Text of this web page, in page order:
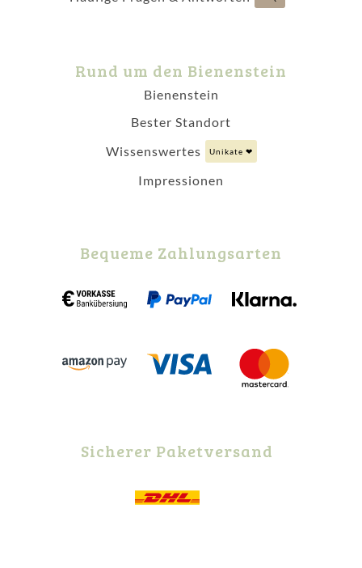
Rund um den Bienenstein
Bienenstein
Bester Standort
Wissenswertes
Unikate ❤
Impressionen
Bequeme Zahlungsarten
Sicherer Paketversand